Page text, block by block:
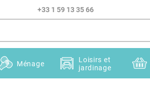
+33 1 59 13 35 66
Ménage
Loisirs et
jardinage